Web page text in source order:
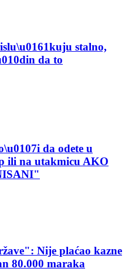
stalno,
da to
da odete u
ili na utakmicu AKO
Nije plaćao kazne
80.000 maraka